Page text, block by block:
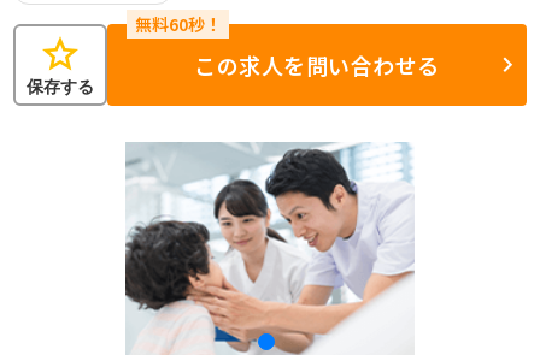
star
保存する
この求人を問い合わせる